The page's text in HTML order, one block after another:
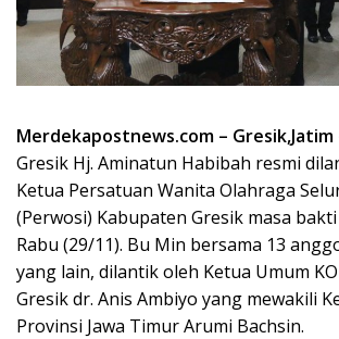
Merdekapostnews.com – Gresik,Jatim
Gresik Hj. Aminatun Habibah resmi
Ketua Persatuan Wanita Olahraga
(Perwosi) Kabupaten Gresik masa
Rabu (29/11). Bu Min bersama 13
yang lain, dilantik oleh Ketua Umum
Gresik dr. Anis Ambiyo yang mewakili
Provinsi Jawa Timur Arumi Bachsin.